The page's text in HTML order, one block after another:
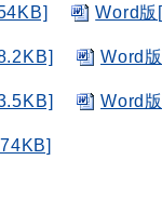
Word版
Word
Word